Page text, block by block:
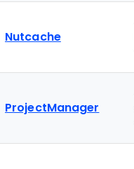
Nutcache
ProjectManager